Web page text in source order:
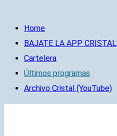
Home
BAJATE LA APP CRISTAL
Cartelera
Últimos programas
Archivo Cristal (YouTube)